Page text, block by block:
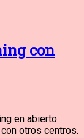
con
en abierto
otros centros.